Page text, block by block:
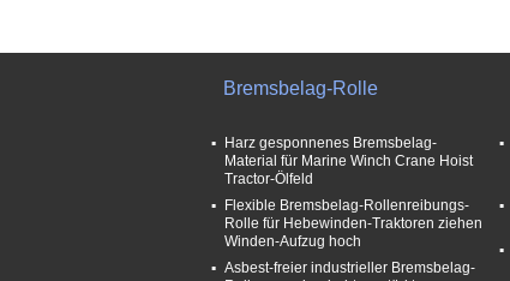
Bremsbelag-Rolle
Harz gesponnenes Bremsbelag-
Material für Marine Winch Crane Hoist
Tractor-Ölfeld
Flexible Bremsbelag-Rollenreibungs-
Rolle für Hebewinden-Traktoren ziehen
Winden-Aufzug hoch
Asbest-freier industrieller Bremsbelag-